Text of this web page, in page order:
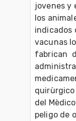
jovenes y
los
indicados
vacunas
fabrican
del
peligo de